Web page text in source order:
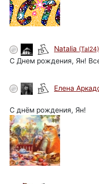
Natalia (Tal24)
С Днем рождения, Ян!
Елена
С днём рождения, Ян!